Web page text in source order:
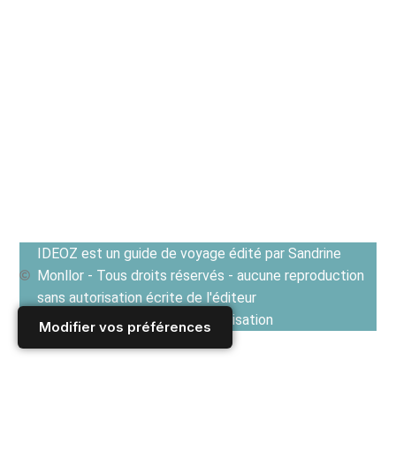
Modifier vos préférences
IDEOZ est un guide de voyage édité par Sandrine
Monllor - Tous droits réservés - aucune reproduction
sans autorisation écrite de l'éditeur
Voir les Conditions générales d'utilisation